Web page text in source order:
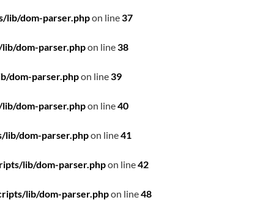
dom-parser.phpon line37
dom-parser.phpon line38
dom-parser.phpon line39
dom-parser.phpon line40
dom-parser.phpon line41
lib/dom-parser.phpon line42
lib/dom-parser.phpon line48